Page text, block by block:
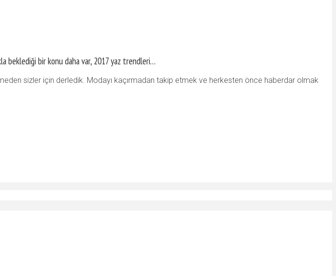
beklediği bir konu daha var, 2017 yaz trendleri…
sizler için derledik. Modayı kaçırmadan takip etmek ve herkesten önce haberdar olmak